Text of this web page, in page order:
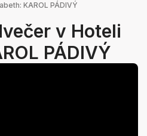
KAROL PÁDIVÝ
v Hoteli
PÁDIVÝ